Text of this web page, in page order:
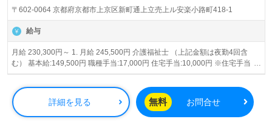
〒602-0064 京都府京都市上京区新町通上立売上ル安楽小路町418-1
給与
月給 230,300円～ 1. 月給 245,500円 介護福祉士 （上記金額は夜勤4回含
む） 基本給:149,500円 職種手当:17,000円 住宅手当:10,000円 ※住宅手当
は、扶養有りの場合15,000円 ※介護職員処遇改善手当11,000円 ※キャリア
サポート手当8,000円 ※特定処遇改善加算10,000円 【その他の手当】 ■家族
手当(扶養の場合) 0歳～2歳（3歳に達した年度末）の子 3,000円 3歳～18歳
（18歳に達した年度末）の子 10,000円 ■夜勤手当(施設・有料)10,000円/1
回⇒夜勤手当は4回の見込 ※試用期間2ヶ月あり、労働条件変更なし ※経験
詳細を見る 無料 お問合せ